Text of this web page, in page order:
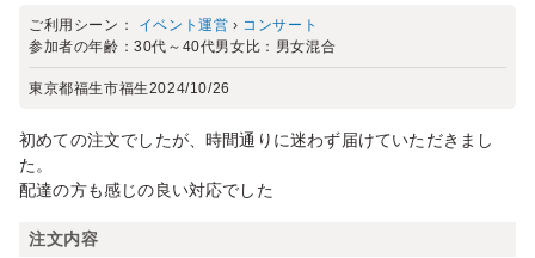
ご利用シーン： イベント運営 › コンサート
参加者の年齢：30代～40代男女比： 男女混合
東京都福生市福生2024/10/26
初めての注文でしたが、時間通りに迷わず届けていただきまし
た。
配達の方も感じの良い対応でした
注文内容